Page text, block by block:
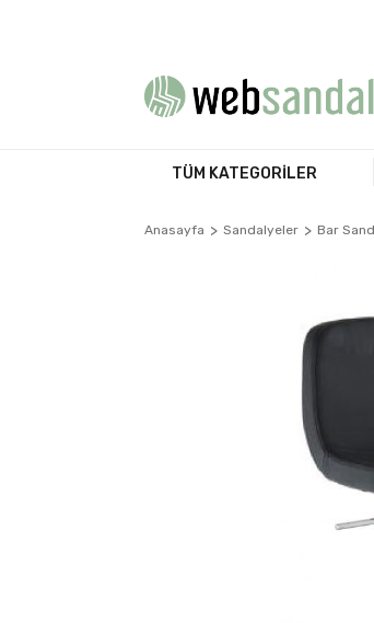
TÜM KATEGORİLER
Anasayfa Sandalyeler Bar